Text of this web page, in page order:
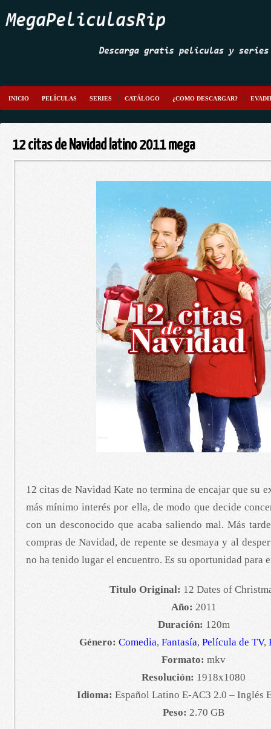
INICIO PELÍCULAS SERIES CATÁLOGO ¿COMO DESCARGAR?
12 citas de Navidad latino 2011 mega
12 citas de Navidad Kate no termina de encajar que su
más mínimo interés por ella, de modo que decide
con un desconocido que acaba saliendo mal. Más
compras de Navidad, de repente se desmaya y al
no ha tenido lugar el encuentro. Es su oportunidad para
Titulo Original: 12 Dates of
Año: 2011
Duración: 120m
Género: Comedia, Fantasía, Película de TV,
Formato: mkv
Resolución: 1918x1080
Idioma: Español Latino E-AC3 2.0 – Inglés
Peso: 2.70 GB